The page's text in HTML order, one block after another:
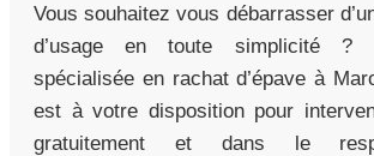
Vous souhaitez vous débarrasser
d’usage en toute simplicité ?
spécialisée en rachat d’épave à
est à votre disposition pour
gratuitement et dans le